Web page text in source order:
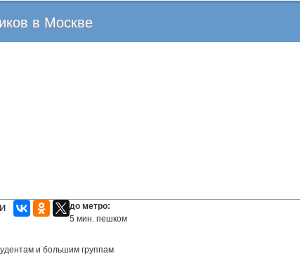
в Москве
до метро:
5 мин. пешком
и большим группам